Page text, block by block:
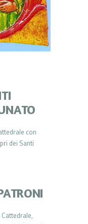
con
dei Santi